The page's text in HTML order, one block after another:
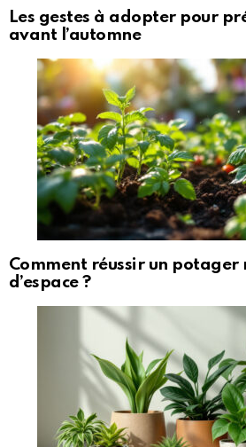
Les gestes à adopter pour
avant l’automne
Comment réussir un potager
d’espace ?